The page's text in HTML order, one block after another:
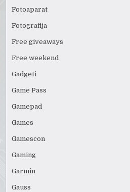
Fotoaparat
Fotografija
Free giveaways
Free weekend
Gadgeti
Game Pass
Gamepad
Games
Gamescon
Gaming
Garmin
Gauss